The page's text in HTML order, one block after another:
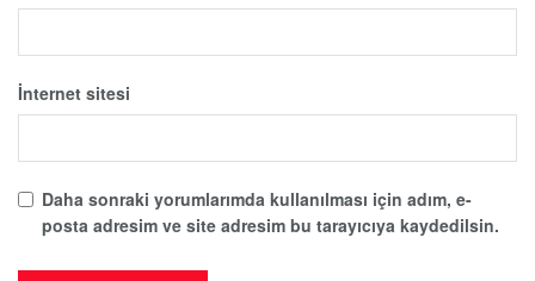
İnternet sitesi
Daha sonraki yorumlarımda kullanılması için adım, e-
posta adresim ve site adresim bu tarayıcıya kaydedilsin.